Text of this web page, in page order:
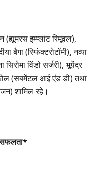
इम्प्लांट रिमूवल),
बैगा (स्फिंक्टरोटॉमी), नव्या
विंडो सर्जरी), भूपेंद्र
(सबमेंटल आई एंड डी) तथा
शामिल रहे।
सफलता*